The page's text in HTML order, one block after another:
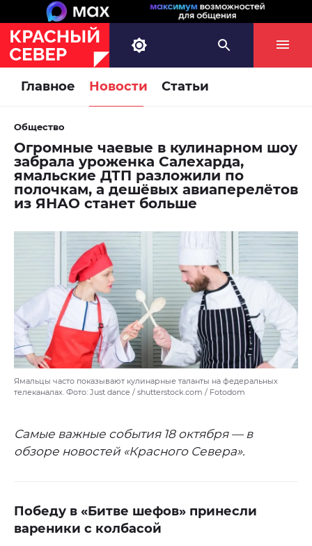
Главное Новости Статьи
Общество
Огромные чаевые в кулинарном шоу
забрала уроженка Салехарда,
ямальские ДТП разложили по
полочкам, а дешёвых авиаперелётов
из ЯНАО станет больше
Ямальцы часто показывают кулинарные таланты на федеральных
телеканалах. Фото: Just dance / shutterstock.com / Fotodom
Самые важные события 18 октября — в
обзоре новостей «Красного Севера».
Победу в «Битве шефов» принесли
вареники с колбасой